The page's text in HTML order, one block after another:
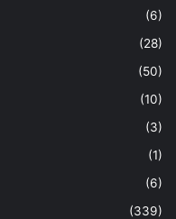
(6)
(28)
(50)
(10)
(3)
(1)
(6)
(339)